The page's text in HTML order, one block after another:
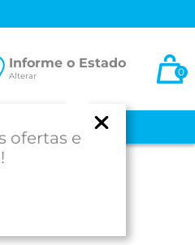
Informe o Estado
Alterar
ofertas e
0
PROD. PARA SAÚDE